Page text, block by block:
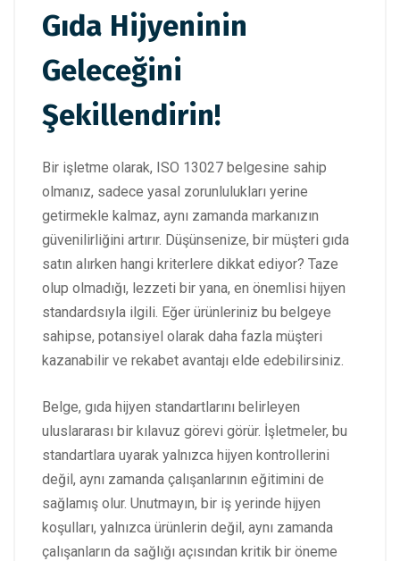
Gıda Hijyeninin
Geleceğini
Şekillendirin!
Bir işletme olarak, ISO 13027 belgesine sahip
olmanız, sadece yasal zorunlulukları yerine
getirmekle kalmaz, aynı zamanda markanızın
güvenilirliğini artırır. Düşünsenize, bir müşteri gıda
satın alırken hangi kriterlere dikkat ediyor? Taze
olup olmadığı, lezzeti bir yana, en önemlisi hijyen
standardsıyla ilgili. Eğer ürünleriniz bu belgeye
sahipse, potansiyel olarak daha fazla müşteri
kazanabilir ve rekabet avantajı elde edebilirsiniz.
Belge, gıda hijyen standartlarını belirleyen
uluslararası bir kılavuz görevi görür. İşletmeler, bu
standartlara uyarak yalnızca hijyen kontrollerini
değil, aynı zamanda çalışanlarının eğitimini de
sağlamış olur. Unutmayın, bir iş yerinde hijyen
koşulları, yalnızca ürünlerin değil, aynı zamanda
çalışanların da sağlığı açısından kritik bir öneme